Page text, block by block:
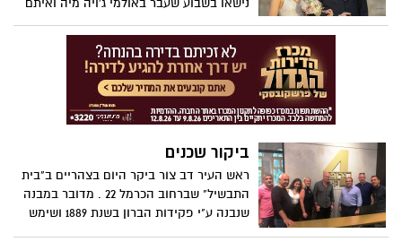
נישאו בשבוע שעבר באולמי ג'ויה מיה ואיתם
600 חברים ומשפחה.
ביקור שכנים
ראש העיר דב צור ביקר היום בצהריים ב"בית
התבשיל" שברחוב הכרמל 22 . מדובר במבנה
שנבנה ע"י פקידות הברון בשנת 1889 ושימש